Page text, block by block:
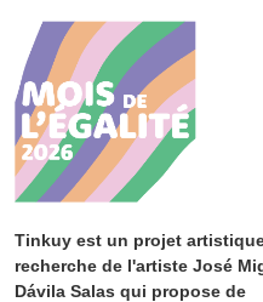
Tinkuy est un projet
recherche de l'artiste José
Dávila Salas qui propose de